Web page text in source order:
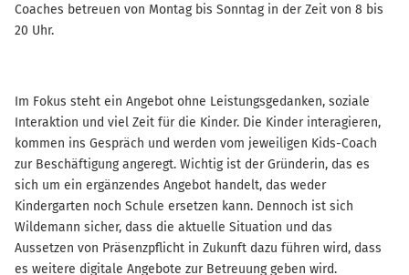
Coaches betreuen von Montag bis Sonntag in der Zeit von 8 bis
20 Uhr.
Im Fokus steht ein Angebot ohne Leistungsgedanken, soziale
Interaktion und viel Zeit für die Kinder. Die Kinder interagieren,
kommen ins Gespräch und werden vom jeweiligen Kids-Coach
zur Beschäftigung angeregt. Wichtig ist der Gründerin, das es
sich um ein ergänzendes Angebot handelt, das weder
Kindergarten noch Schule ersetzen kann. Dennoch ist sich
Wildemann sicher, dass die aktuelle Situation und das
Aussetzen von Präsenzpflicht in Zukunft dazu führen wird, dass
es weitere digitale Angebote zur Betreuung geben wird.